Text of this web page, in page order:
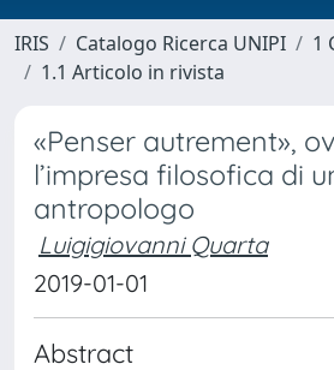
IRIS Catalogo Ricerca UNIPI
1
1.1 Articolo in rivista
«Penser autrement»,
l’impresa filosofica di
antropologo
Luigigiovanni Quarta
2019-01-01
Abstract